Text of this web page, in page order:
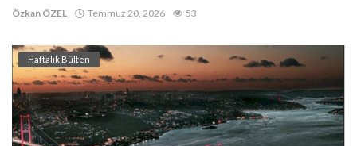
Özkan ÖZEL Temmuz 20, 2026 53
Haftalık Bülten